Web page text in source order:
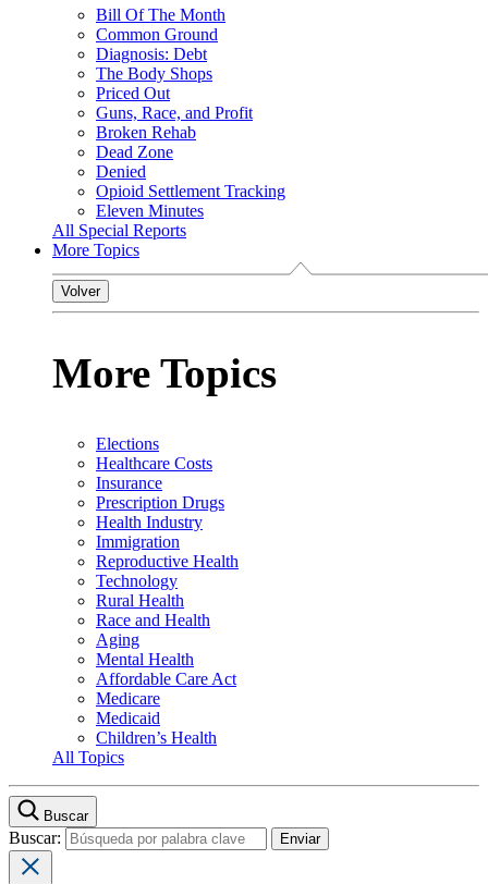
Bill Of The Month
Common Ground
Diagnosis: Debt
The Body Shops
Priced Out
Guns, Race, and Profit
Broken Rehab
Dead Zone
Denied
Opioid Settlement Tracking
Eleven Minutes
All Special Reports
More Topics
Volver
More Topics
Elections
Healthcare Costs
Insurance
Prescription Drugs
Health Industry
Immigration
Reproductive Health
Technology
Rural Health
Race and Health
Aging
Mental Health
Affordable Care Act
Medicare
Medicaid
Children’s Health
All Topics
Buscar
Buscar: